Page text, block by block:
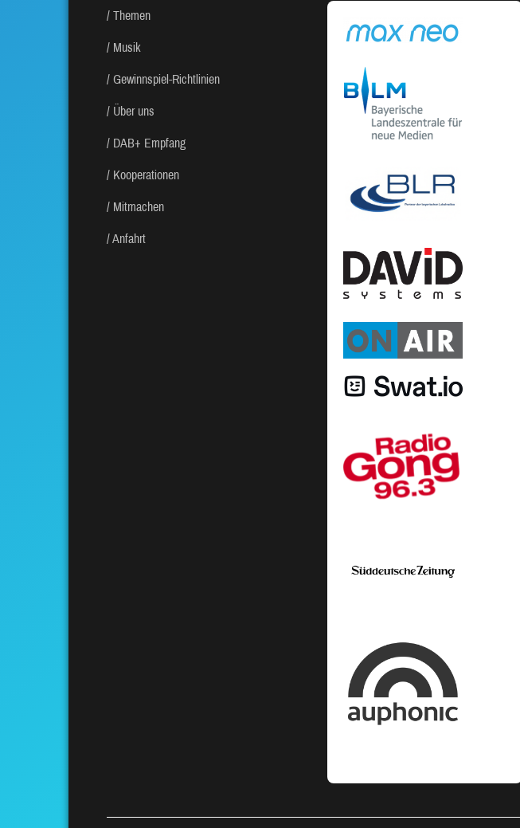
Themen
Musik
Gewinnspiel-Richtlinien
Über uns
DAB+ Empfang
Kooperationen
Mitmachen
Anfahrt